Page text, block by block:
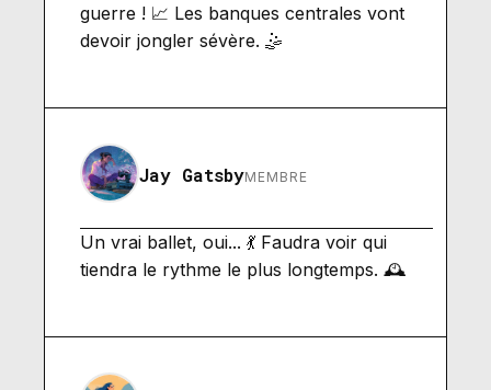
guerre ! 📈 Les banques centrales vont
devoir jongler sévère. 🤹
Jay GatsbyMEMBRE
Un vrai ballet, oui... 💃 Faudra voir qui
tiendra le rythme le plus longtemps. 🕰️